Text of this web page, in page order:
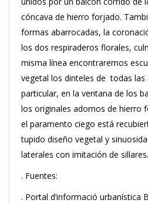
cóncava de hierro forjado.
formas abarrocadas, la
los dos respiraderos florales,
misma línea encontraremos
vegetal los dinteles de todas las
particular, en la ventana de los
los originales adornos de hierro
el paramento ciego está
tupido diseño vegetal y
laterales con imitación de sillares.
. Fuentes:
. Portal d’informació urbanística